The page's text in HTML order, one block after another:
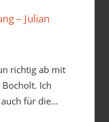
– Julian
richtig ab mit
Ich
für die…